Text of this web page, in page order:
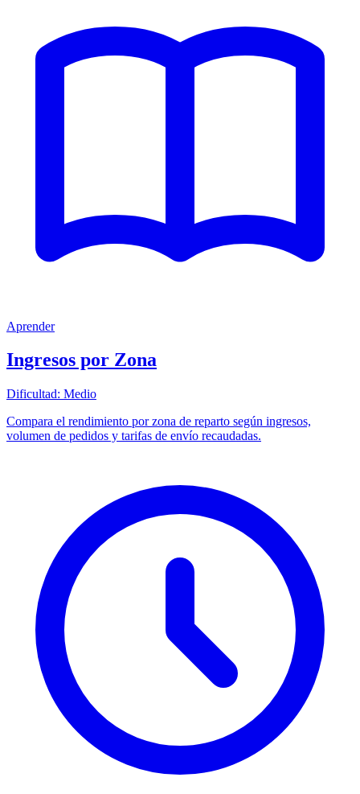
Aprender
Ingresos por Zona
Dificultad: Medio
Compara el rendimiento por zona de reparto según ingresos,
volumen de pedidos y tarifas de envío recaudadas.